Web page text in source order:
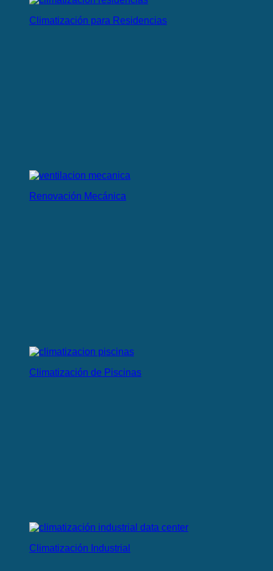
Climatización para Residencias
Renovación Mecánica
Climatización de Piscinas
Climatización Industrial